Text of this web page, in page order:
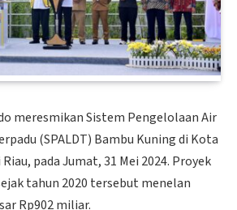
meresmikan Sistem Pengelolaan Air
(SPALDT) Bambu Kuning di Kota
pada Jumat, 31 Mei 2024. Proyek
tahun 2020 tersebut menelan
Rp902 miliar.